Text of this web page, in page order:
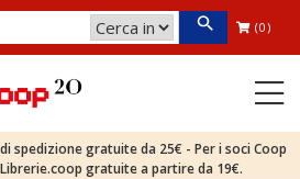
(0)
spedizione gratuite da 25€ - Per i soci Coop
gratuite a partire da 19€.